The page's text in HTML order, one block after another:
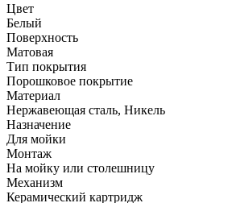
Цвет
Белый
Поверхность
Матовая
Тип покрытия
Порошковое покрытие
Материал
Нержавеющая сталь, Никель
Назначение
Для мойки
Монтаж
На мойку или столешницу
Механизм
Керамический картридж